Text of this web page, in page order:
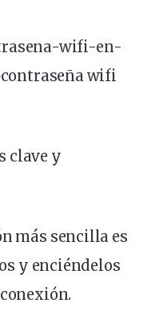
wifi-en-
wifi
clave y
más sencilla es
y enciéndelos
conexión.